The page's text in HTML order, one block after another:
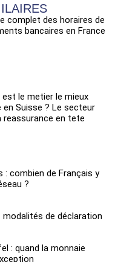
complet des horaires de
bancaires en France
est le metier le mieux
en Suisse ? Le secteur
reassurance en tete
: combien de Français y
?
de déclaration
: quand la monnaie